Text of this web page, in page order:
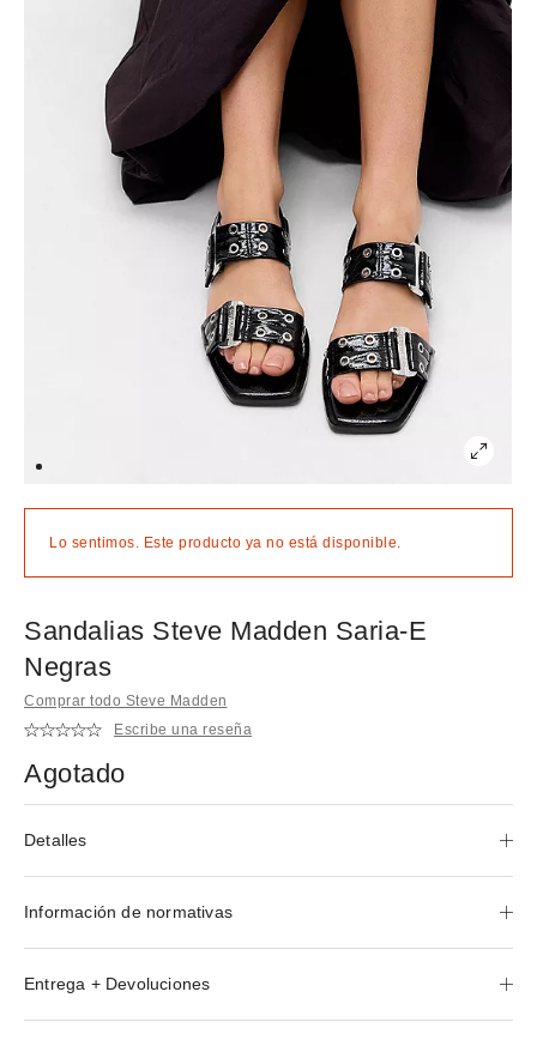
Lo sentimos. Este producto ya no está disponible.
Sandalias Steve Madden Saria-E
Negras
Comprar todo Steve Madden
Escribe una reseña
Agotado
Detalles
Información de normativas
Entrega + Devoluciones